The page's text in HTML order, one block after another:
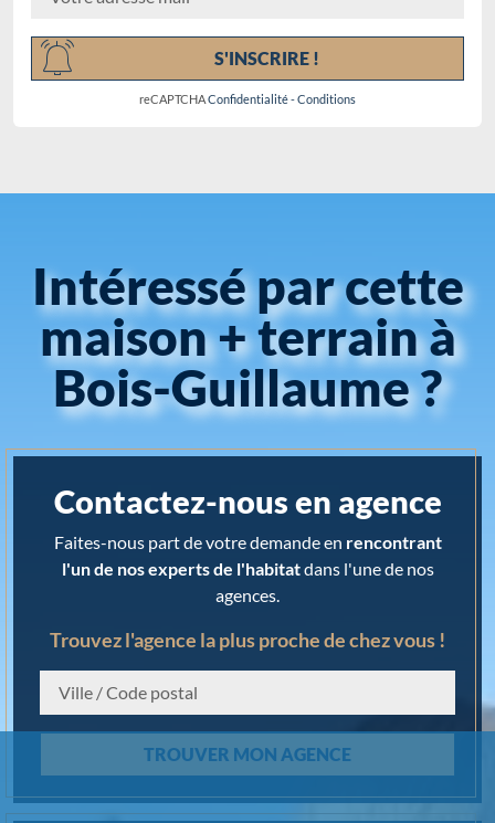
S'INSCRIRE !
reCAPTCHAConfidentialité-Conditions
Intéressé par cette
maison + terrain à
Bois-Guillaume ?
Contactez-nous en agence
Faites-nous part de votre demande en rencontrant
l'un de nos experts de l'habitatdans l'une de nos
agences.
Trouvez l'agence la plus proche de chez vous !
TROUVER MON AGENCE